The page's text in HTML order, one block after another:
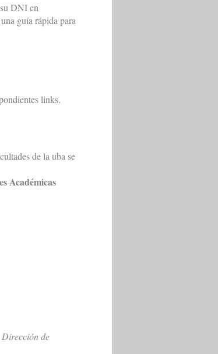
DNI en
guía rápida para
links.
de la uba se
Académicas
de